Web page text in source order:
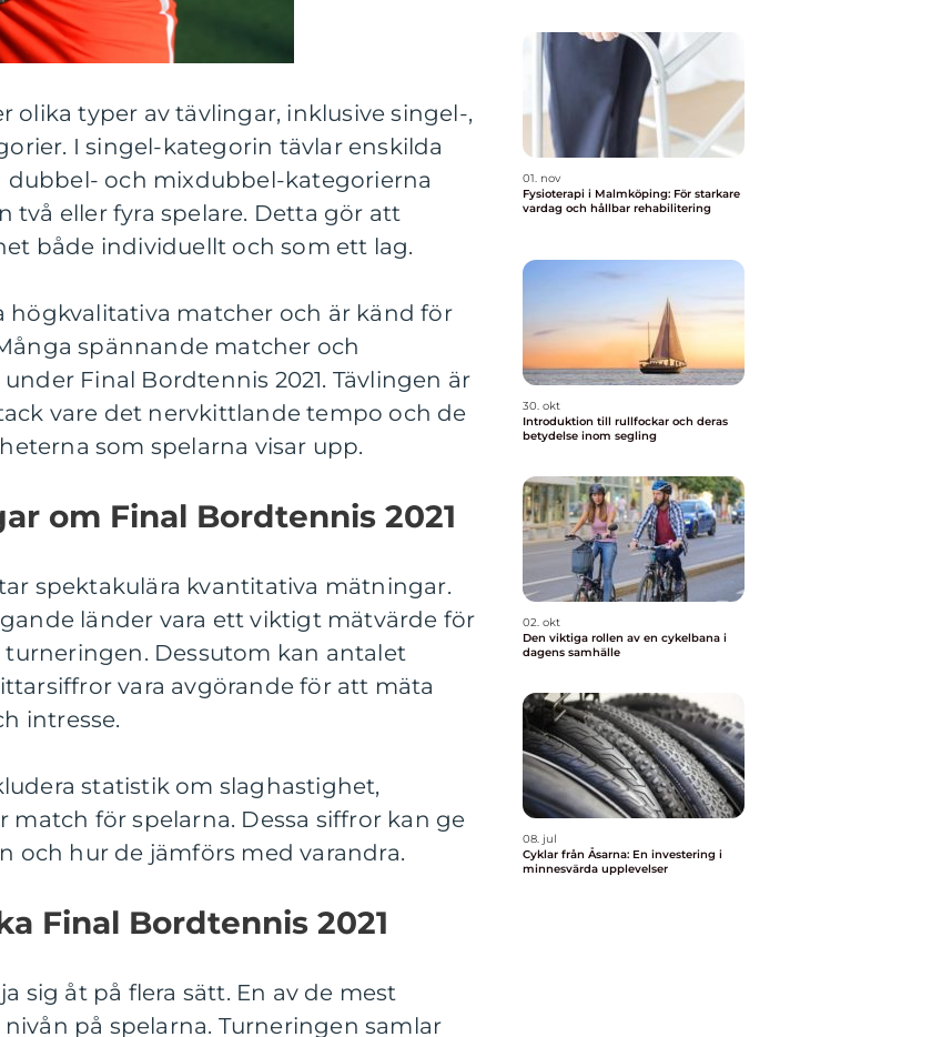
olika typer av tävlingar, inklusive singel-,
I singel-kategorin tävlar enskilda
dubbel- och mixdubbel-kategorierna
två eller fyra spelare. Detta gör att
både individuellt och som ett lag.
matcher och är känd för
spännande matcher och
Final Bordtennis 2021. Tävlingen är
vare det nervkittlande tempo och de
som spelarna visar upp.
om Final Bordtennis 2021
spektakulära kvantitativa mätningar.
länder vara ett viktigt mätvärde för
Dessutom kan antalet
vara avgörande för att mäta
intresse.
statistik om slaghastighet,
för spelarna. Dessa siffror kan ge
och hur de jämförs med varandra.
Final Bordtennis 2021
sig åt på flera sätt. En av de mest
på spelarna. Turneringen samlar
01. nov
Fysioterapi i Malmköping: För starkare
vardag och hållbar rehabilitering
30. okt
Introduktion till rullfockar och deras
betydelse inom segling
02. okt
Den viktiga rollen av en cykelbana i
dagens samhälle
08. jul
Cyklar från Åsarna: En investering i
minnesvärda upplevelser